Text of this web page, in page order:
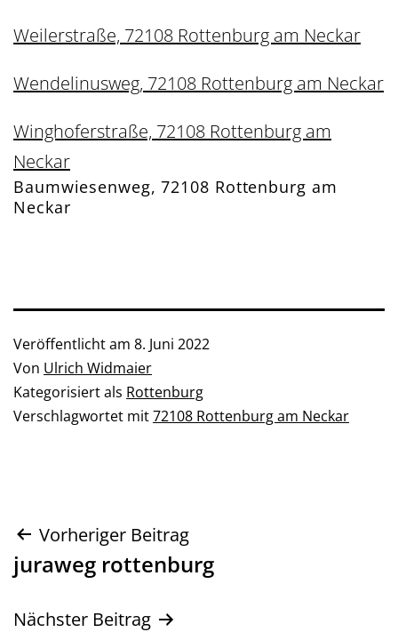
Weilerstraße, 72108 Rottenburg am Neckar
Wendelinusweg, 72108 Rottenburg am Neckar
Winghoferstraße, 72108 Rottenburg am
Neckar
Baumwiesenweg, 72108 Rottenburg am
Neckar
Veröffentlicht am 8. Juni 2022
Von Ulrich Widmaier
Kategorisiert als Rottenburg
Verschlagwortet mit72108 Rottenburg am Neckar
Beitragsnavigation
Vorheriger Beitrag
juraweg rottenburg
Nächster Beitrag